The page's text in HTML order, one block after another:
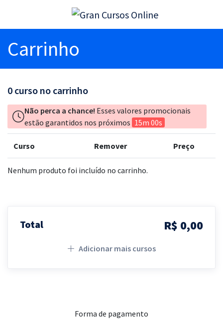
Carrinho
0 curso no carrinho
Não perca a chance! Esses valores promocionais
estão garantidos nos próximos 15m 00s
Curso Remover Preço
Nenhum produto foi incluído no carrinho.
Total R$ 0,00
Adicionar mais cursos
Forma de pagamento